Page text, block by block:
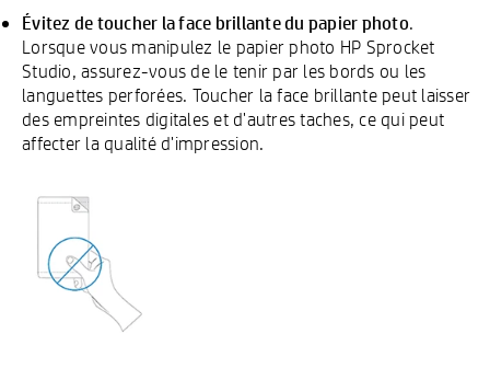
Évitez de toucher la face brillante du papier photo.
Lorsque vous manipulez le papier photo HP Sprocket
Studio, assurez-vous de le tenir par les bords ou les
languettes perforées. Toucher la face brillante peut laisser
des empreintes digitales et d'autres taches, ce qui peut
affecter la qualité d'impression.